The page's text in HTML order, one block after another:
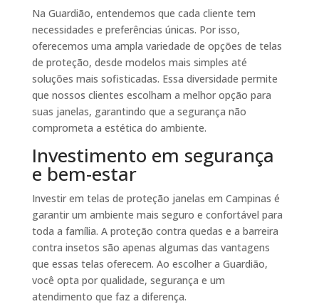
Na Guardião, entendemos que cada cliente tem
necessidades e preferências únicas. Por isso,
oferecemos uma ampla variedade de opções de telas
de proteção, desde modelos mais simples até
soluções mais sofisticadas. Essa diversidade permite
que nossos clientes escolham a melhor opção para
suas janelas, garantindo que a segurança não
comprometa a estética do ambiente.
Investimento em segurança
e bem-estar
Investir em telas de proteção janelas em Campinas é
garantir um ambiente mais seguro e confortável para
toda a família. A proteção contra quedas e a barreira
contra insetos são apenas algumas das vantagens
que essas telas oferecem. Ao escolher a Guardião,
você opta por qualidade, segurança e um
atendimento que faz a diferença.